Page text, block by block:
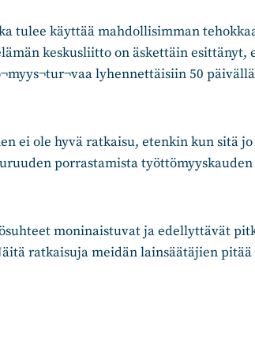
tulee käyttää mahdollisimman
keskusliitto on äskettäin esittänyt,
lyhennettäisiin 50
ei ole hyvä ratkaisu, etenkin kun sitä
porrastamista
moninaistuvat ja edellyttävät
ratkaisuja meidän lainsäätäjien